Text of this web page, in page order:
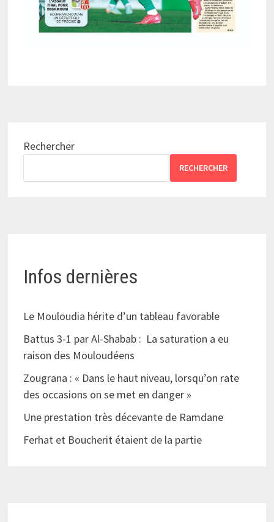
Rechercher
RECHERCHER
Infos dernières
Le Mouloudia hérite d’un tableau favorable
Battus 3-1 par Al-Shabab : La saturation a eu
raison des Mouloudéens
Zougrana : « Dans le haut niveau, lorsqu’on rate
des occasions on se met en danger »
Une prestation très décevante de Ramdane
Ferhat et Boucherit étaient de la partie